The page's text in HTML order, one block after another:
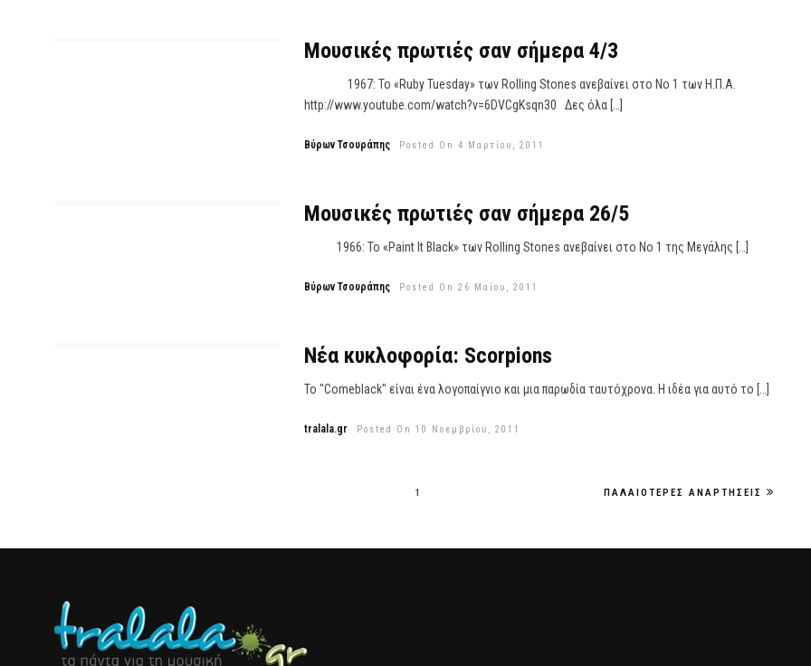
Μουσικές πρωτιές σαν σήμερα 4/3
1967: Το «Ruby Tuesday» των Rolling Stones ανεβαίνει στο Νο 1 των Η.Π.Α.
http://www.youtube.com/watch?v=6DVCgKsqn30 Δες όλα […]
Βύρων Τσουράπης Posted On 4 Μαρτίου, 2011
Μουσικές πρωτιές σαν σήμερα 26/5
1966: Το «Paint It Black» των Rolling Stones ανεβαίνει στο Νο 1 της Μεγάλης […]
Βύρων Τσουράπης Posted On 26 Μαΐου, 2011
Νέα κυκλοφορία: Scorpions
Το "Comeblack" είναι ένα λογοπαίγνιο και μια παρωδία ταυτόχρονα. Η ιδέα για αυτό το […]
tralala.gr Posted On 10 Νοεμβρίου, 2011
1 ΠΑΛΑΙΌΤΕΡΕΣ ΑΝΑΡΤΉΣΕΙΣ